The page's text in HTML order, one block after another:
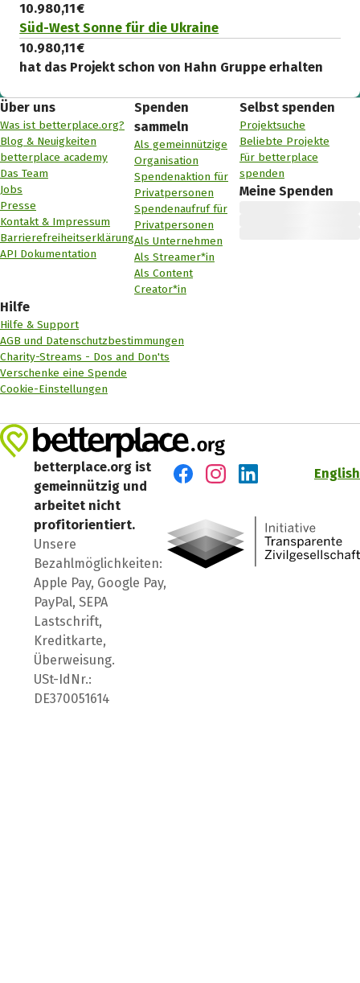
10.980,11 €
Süd-West Sonne für die Ukraine
10.980,11 €
hat das Projekt schon von Hahn Gruppe erhalten
Über uns
Was ist betterplace.org?
Blog & Neuigkeiten
betterplace academy
Das Team
Jobs
Presse
Kontakt & Impressum
Barrierefreiheitserklärung
API Dokumentation
Spenden
sammeln
Als gemeinnützige
Organisation
Spendenaktion für
Privatpersonen
Spendenaufruf für
Privatpersonen
Als Unternehmen
Als Streamer*in
Als Content
Creator*in
Selbst spenden
Projektsuche
Beliebte Projekte
Für betterplace
spenden
Meine Spenden
Hilfe
Hilfe & Support
AGB und Datenschutzbestimmungen
Charity-Streams - Dos and Don'ts
Verschenke eine Spende
Cookie-Einstellungen
betterplace.org ist
gemeinnützig und
arbeitet nicht
profitorientiert.
Unsere
Bezahlmöglichkeiten:
Apple Pay, Google Pay,
PayPal, SEPA
Lastschrift,
Kreditkarte,
Überweisung.
USt-IdNr.:
DE370051614
English